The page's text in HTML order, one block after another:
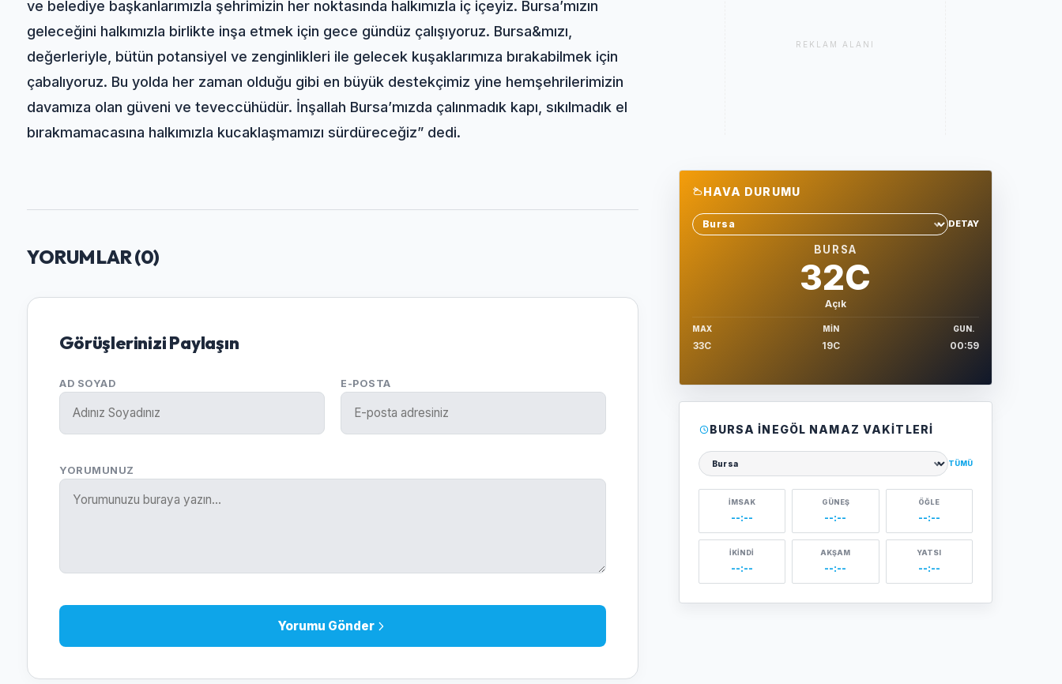
ve belediye başkanlarımızla şehrimizin her noktasında halkımızla iç içeyiz. Bursa’mızın
geleceğini halkımızla birlikte inşa etmek için gece gündüz çalışıyoruz. Bursa&mızı,
değerleriyle, bütün potansiyel ve zenginlikleri ile gelecek kuşaklarımıza bırakabilmek için
çabalıyoruz. Bu yolda her zaman olduğu gibi en büyük destekçimiz yine hemşehrilerimizin
davamıza olan güveni ve teveccühüdür. İnşallah Bursa’mızda çalınmadık kapı, sıkılmadık el
bırakmamacasına halkımızla kucaklaşmamızı sürdüreceğiz” dedi.
YORUMLAR (0)
Görüşlerinizi Paylaşın
AD SOYAD E-POSTA
YORUMUNUZ
Yorumu Gönder
REKLAM ALANI
HAVA DURUMU
Sehir sec
DETAY
BURSA
32C
Açık
MAX
33C
MIN
19C
GUN.
00:59
BURSA İNEGÖL NAMAZ VAKITLERI
Şehir seçin
TÜMÜ
İMSAK
--:--
GÜNEŞ
--:--
ÖĞLE
--:--
İKINDI
--:--
AKŞAM
--:--
YATSI
--:--